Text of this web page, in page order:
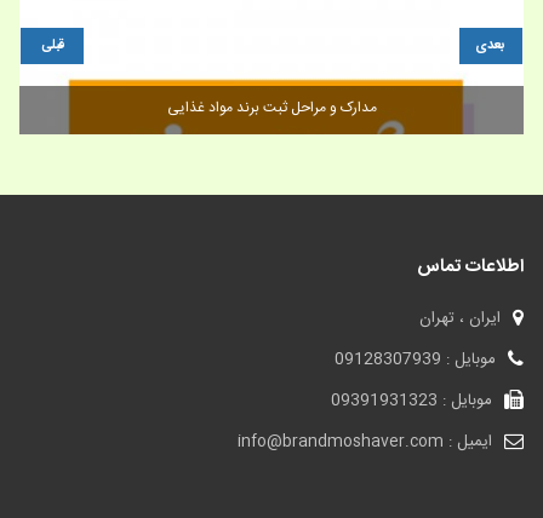
مدارک و مراحل ثبت برند مواد غذایی
قبلی بعدی
اطلاعات تماس
ایران ، تهران
موبایل : 09128307939
موبایل : 09391931323
ایمیل : info@brandmoshaver.com